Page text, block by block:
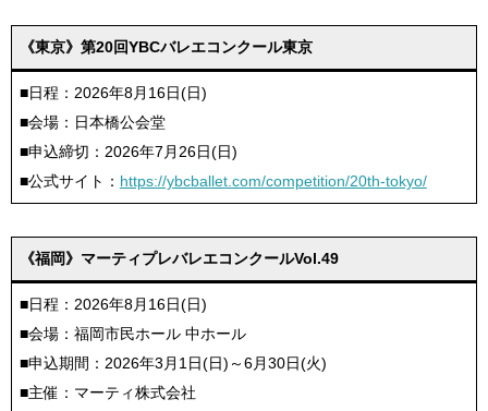
《東京》第20回YBCバレエコンクール東京
■日程：2026年8月16日(日)
■会場：日本橋公会堂
■申込締切：2026年7月26日(日)
■公式サイト： https://ybcballet.com/competition/20th-tokyo/
《福岡》マーティプレバレエコンクールVol.49
■日程：2026年8月16日(日)
■会場：福岡市民ホール 中ホール
■申込期間：2026年3月1日(日)～6月30日(火)
■主催：マーティ株式会社